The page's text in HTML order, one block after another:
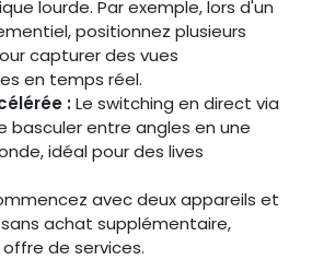
lourde. Par exemple, lors d'un
positionnez plusieurs
capturer des vues
en temps réel.
:Le switching en direct via
basculer entre angles en une
idéal pour des lives
avec deux appareils et
achat supplémentaire,
de services.